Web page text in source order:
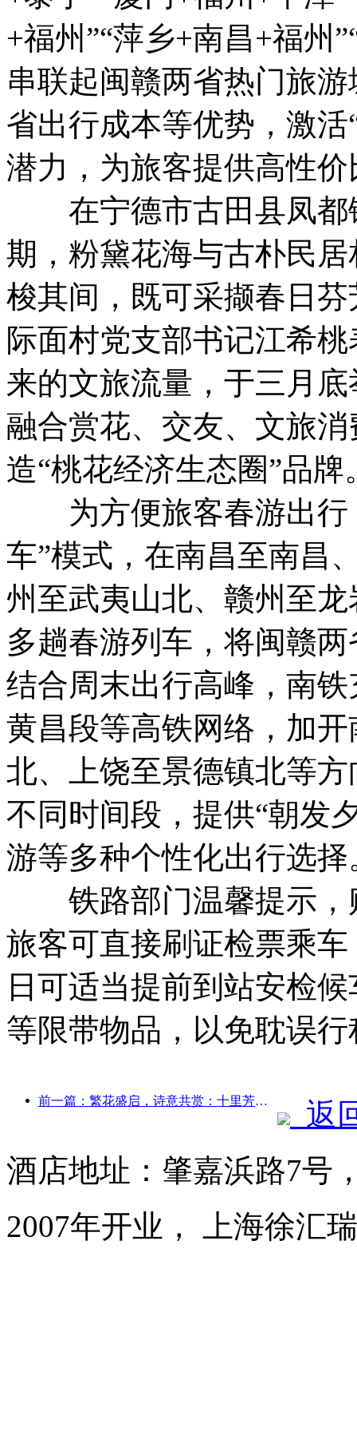
+福州”“萍乡+南昌+福州
串联起闽赣两省热门旅
省出行成本等优势，激活
潜力，为旅客提供高性
在宁德市古田县凤都
期，粉黛花海与古朴民
梭其间，既可采撷春日
际面村党支部书记江希
来的文旅流量，于三月
融合赏花、交友、文旅
造“桃花经济生态圈”品牌
为方便旅客春游出行
车”模式，在南昌至南昌
州至武夷山北、赣州至
多趟春游列车，将闽赣
结合周末出行高峰，南
黄昌段等高铁网络，加
北、上饶至景德镇北等
不同时间段，提供“朝发
游等多种个性化出行选择
铁路部门温馨提示，
旅客可直接刷证检票乘
日可适当提前到站安检
等限带物品，以免耽误行
前一篇：繁花盛启，诗意共赏：十里芳菲花神节盛大启幕！
返
酒店地址：肇嘉浜路7号
2007年开业， 上海徐